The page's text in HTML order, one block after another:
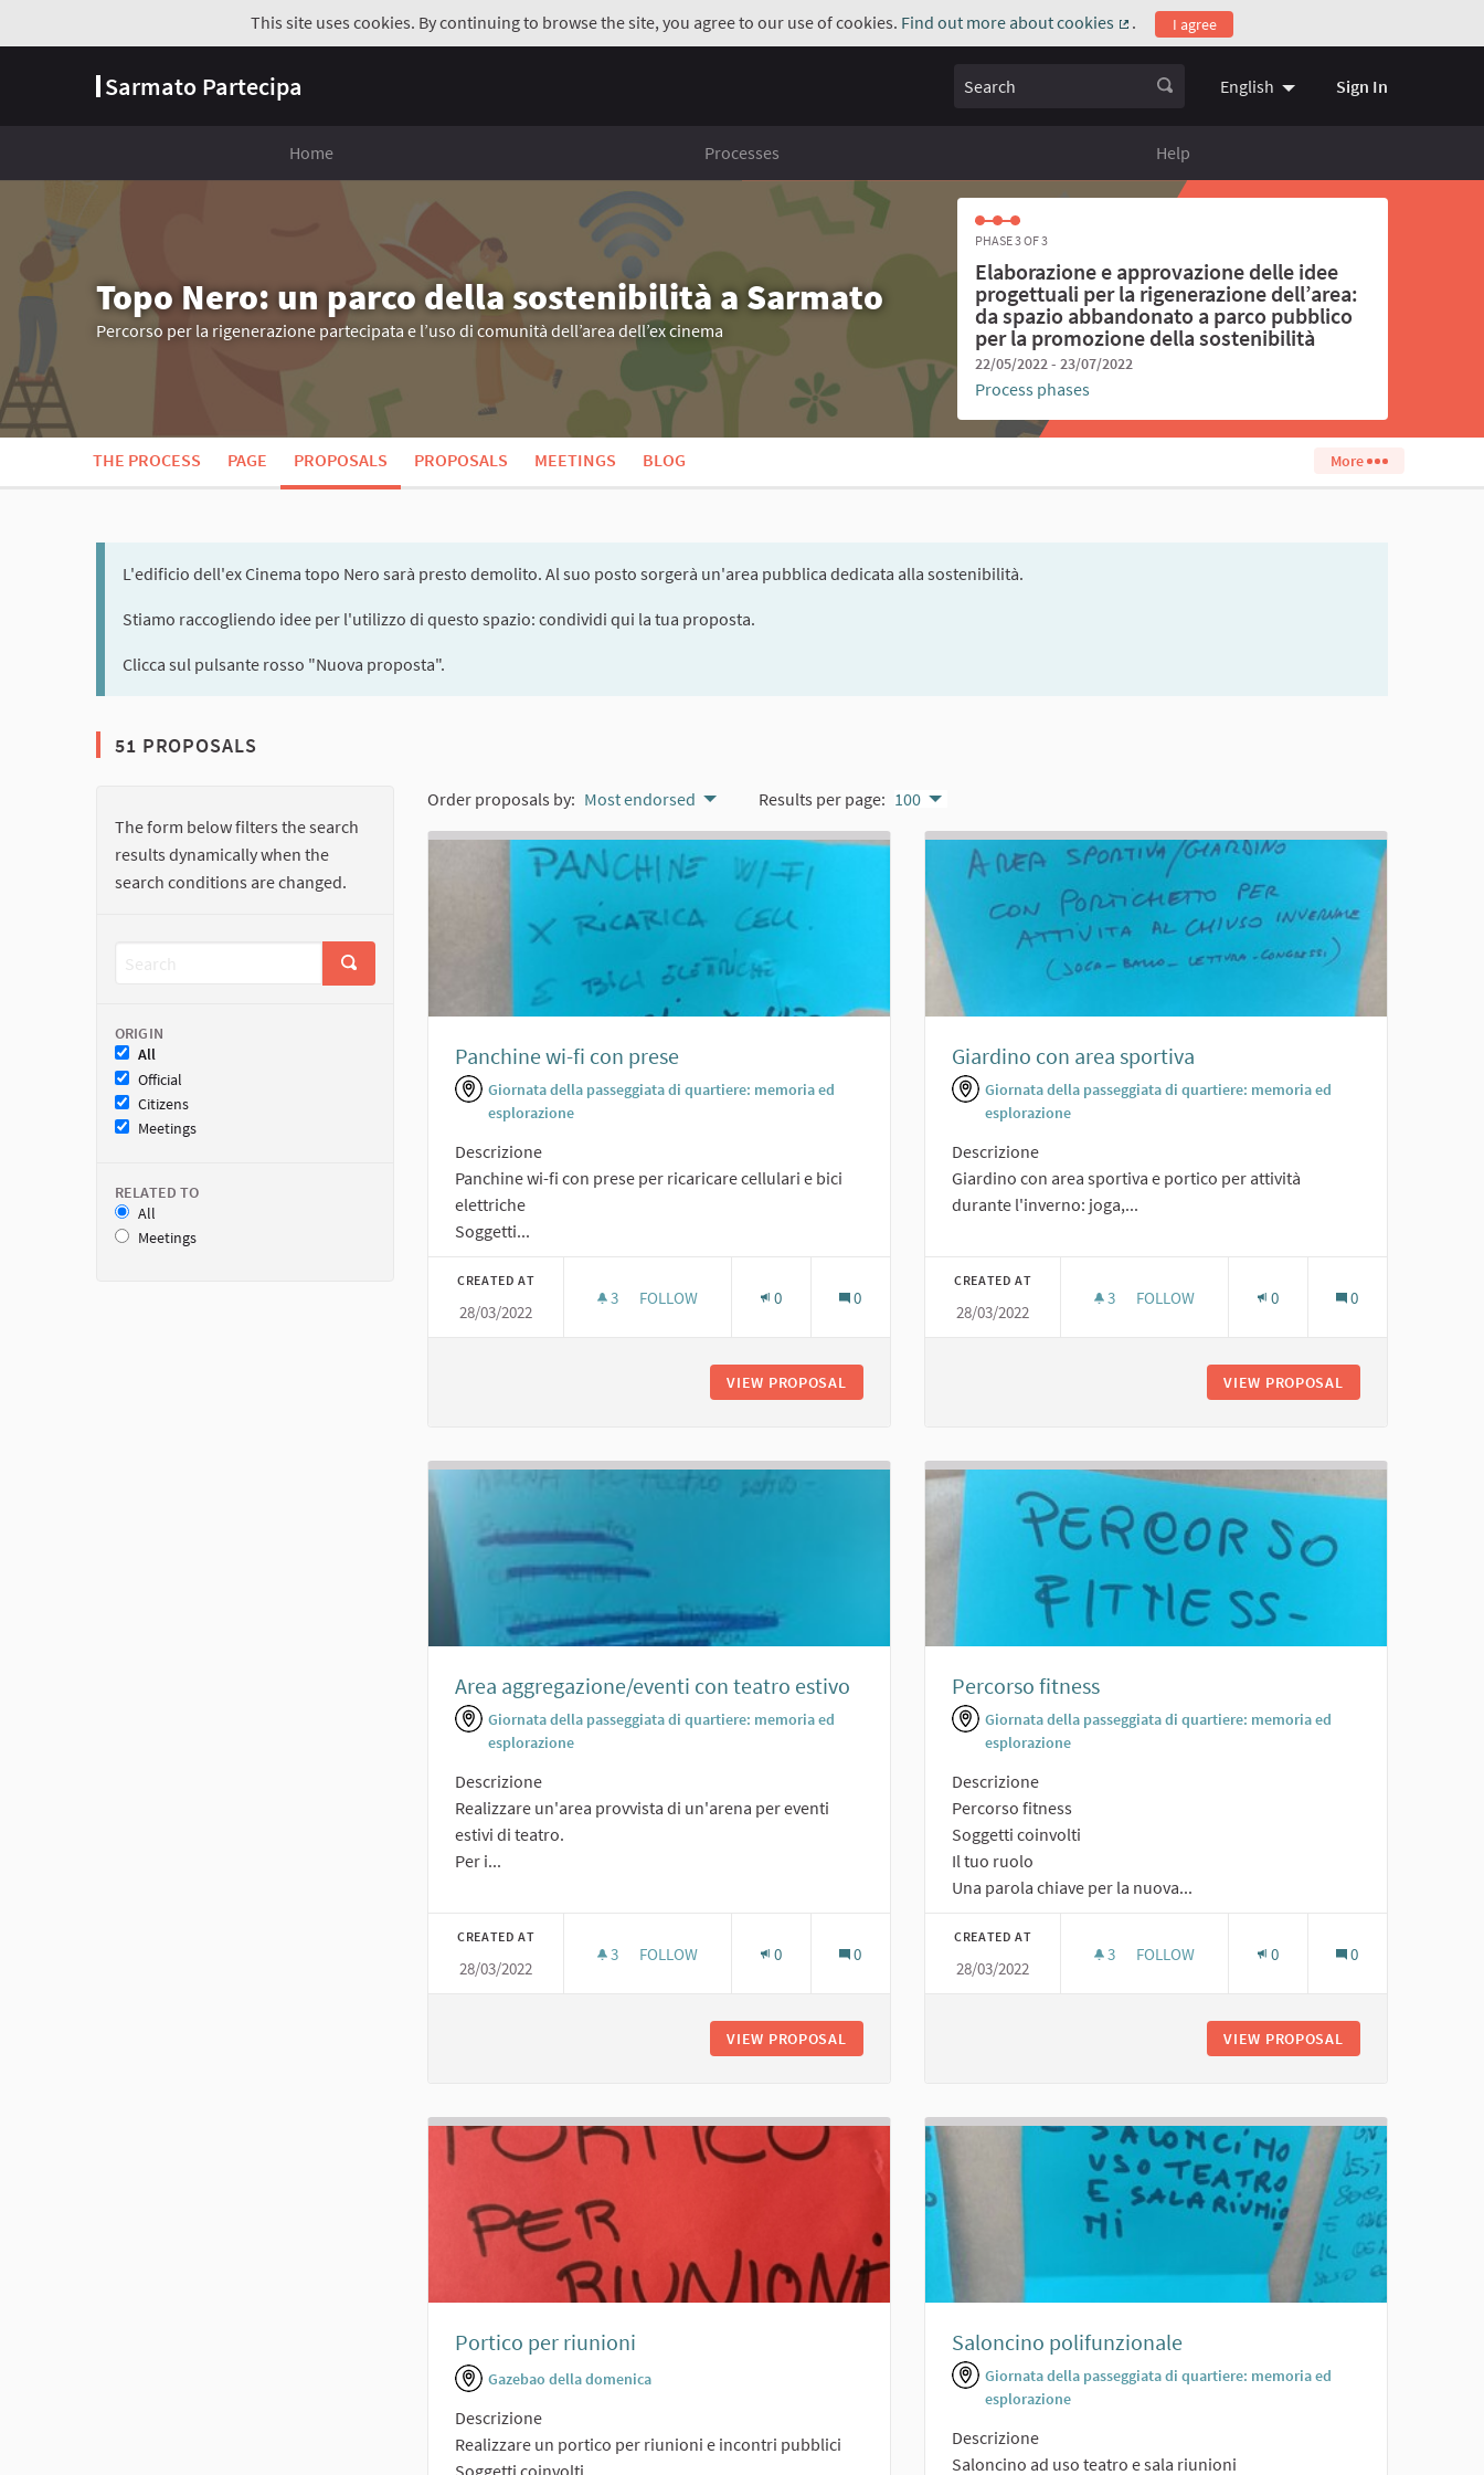
This site uses cookies. By continuing to browse the site, you agree to our use of cookies. Find out more about cookies
(External link)
. I agree
Sarmato Partecipa Search English Choose language
Sign In
Home Processes Help
Topo Nero: un parco della sostenibilità a Sarmato
Percorso per la rigenerazione partecipata e l’uso di comunità dell’area dell’ex cinema
PHASE 3 OF 3
Elaborazione e approvazione delle idee
progettuali per la rigenerazione dell’area:
da spazio abbandonato a parco pubblico
per la promozione della sostenibilità
22/05/2022 - 23/07/2022
Process phases
THE PROCESS PAGE PROPOSALS PROPOSALS MEETINGS BLOG More
L'edificio dell'ex Cinema topo Nero sarà presto demolito. Al suo posto sorgerà un'area pubblica dedicata alla sostenibilità.
Stiamo raccogliendo idee per l'utilizzo di questo spazio: condividi qui la tua proposta.
Clicca sul pulsante rosso "Nuova proposta".
51 PROPOSALS
The form below filters the search
results dynamically when the
search conditions are changed.
ORIGIN
All
Official
Citizens
Meetings
RELATED TO
All
Meetings
Order proposals by: Most endorsed Results per page: 100
Panchine wi-fi con prese
Giornata della passeggiata di quartiere: memoria ed
esplorazione
Descrizione
Panchine wi-fi con prese per ricaricare cellulari e bici
elettriche
Soggetti...
CREATED AT
28/03/2022
3 3 FOLLOWERS
FOLLOW 0 0
VIEW PROPOSAL
Giardino con area sportiva
Giornata della passeggiata di quartiere: memoria ed
esplorazione
Descrizione
Giardino con area sportiva e portico per attività
durante l'inverno: joga,...
CREATED AT
28/03/2022
3 3 FOLLOWERS
FOLLOW 0 0
VIEW PROPOSAL
Area aggregazione/eventi con teatro estivo
Giornata della passeggiata di quartiere: memoria ed
esplorazione
Descrizione
Realizzare un'area provvista di un'arena per eventi
estivi di teatro.
Per i...
CREATED AT
28/03/2022
3 3 FOLLOWERS
FOLLOW
AREA AGGREGAZIONE/EVENTI CON TEATRO ESTIVO
0 0
VIEW PROPOSAL
Percorso fitness
Giornata della passeggiata di quartiere: memoria ed
esplorazione
Descrizione
Percorso fitness
Soggetti coinvolti
Il tuo ruolo
Una parola chiave per la nuova...
CREATED AT
28/03/2022
3 3 FOLLOWERS
FOLLOW 0 0
VIEW PROPOSAL
Portico per riunioni
Gazebao della domenica
Descrizione
Realizzare un portico per riunioni e incontri pubblici
Saloncino polifunzionale
Giornata della passeggiata di quartiere: memoria ed
esplorazione
Descrizione
Saloncino ad uso teatro e sala riunioni